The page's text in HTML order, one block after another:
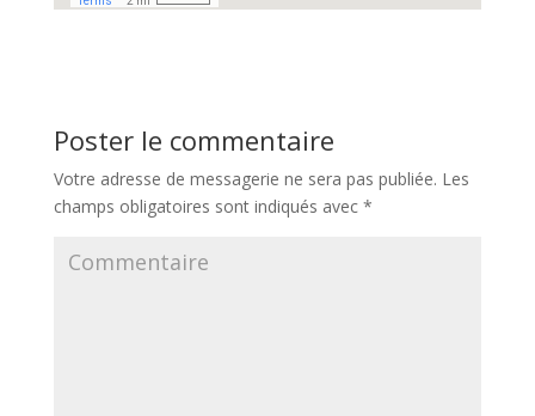
Poster le commentaire
Votre adresse de messagerie ne sera pas publiée. Les
champs obligatoires sont indiqués avec *